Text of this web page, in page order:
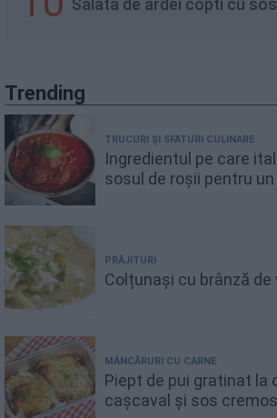
Salată de ardei copti cu
Trending
TRUCURI ȘI SFATURI CULINARE
Ingredientul pe care
sosul de roșii pentru
PRĂJITURI
Colțunași cu brânză
MÂNCĂRURI CU CARNE
Piept de pui gratinat la
cașcaval și sos cremos